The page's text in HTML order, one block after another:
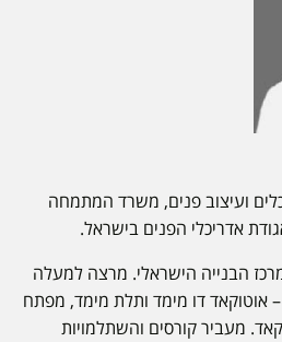
ועיצוב פנים, משרד המתמחה
אדריכלי הפנים בישראל.
הבנייה הישראלי. מרצה למעלה
– אוטוקאד דו מימד ותלת מימד, מפתח
מעביר קורסים והשתלמויות